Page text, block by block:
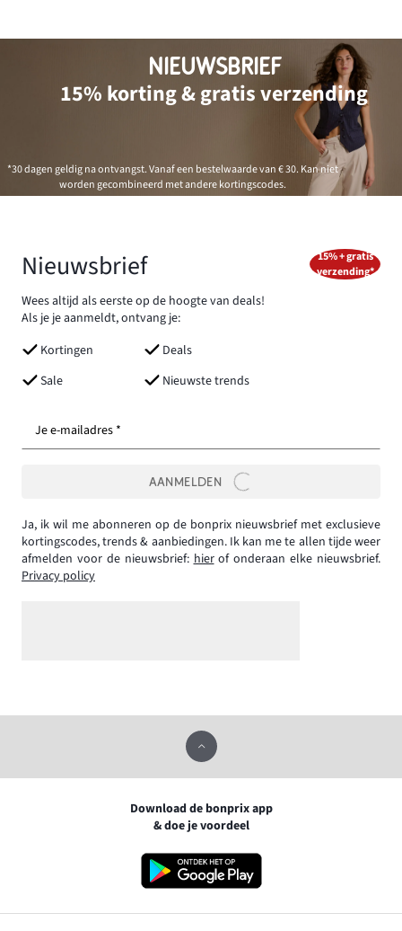
NIEUWSBRIEF
15% korting & gratis verzending
*30 dagen geldig na ontvangst. Vanaf een bestelwaarde van € 30. Kan niet
worden gecombineerd met andere kortingscodes.
Nieuwsbrief
Wees altijd als eerste op de hoogte van deals!
Als je je aanmeldt, ontvang je:
Kortingen
Deals
Sale
Nieuwste trends
15% + gratis
verzending*
Je e-mailadres *
AANMELDEN
Ja, ik wil me abonneren op de bonprix nieuwsbrief met exclusieve
kortingscodes, trends & aanbiedingen. Ik kan me te allen tijde weer
afmelden voor de nieuwsbrief:hierof onderaan elke nieuwsbrief.
Privacy policy
Download de bonprix app
& doe je voordeel